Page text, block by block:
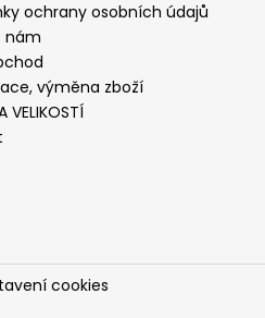
ochrany osobních údajů
nám
výměna zboží
VELIKOSTÍ
cookies